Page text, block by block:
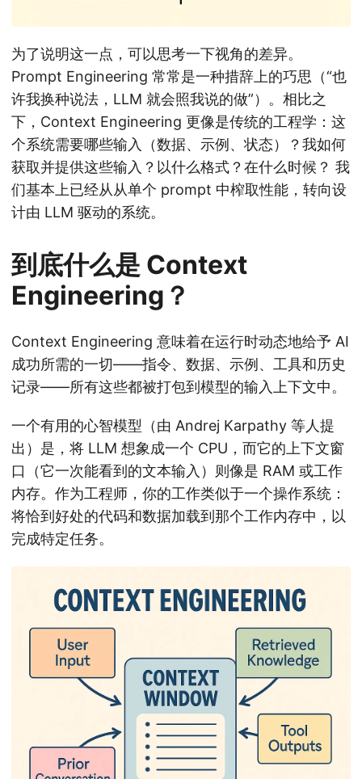
为了说明这一点，可以思考一下视角的差异。
Prompt Engineering 常常是一种措辞上的巧思（“也
许我换种说法，LLM 就会照我说的做”）。相比之
下，Context Engineering 更像是传统的工程学：这
个系统需要哪些输入（数据、示例、状态）？我如何
获取并提供这些输入？以什么格式？在什么时候？ 我
们基本上已经从从单个 prompt 中榨取性能，转向设
计由 LLM 驱动的系统。
到底什么是 Context
Engineering？
Context Engineering 意味着在运行时动态地给予 AI
成功所需的一切——指令、数据、示例、工具和历史
记录——所有这些都被打包到模型的输入上下文中。
一个有用的心智模型（由 Andrej Karpathy 等人提
出）是，将 LLM 想象成一个 CPU，而它的上下文窗
口（它一次能看到的文本输入）则像是 RAM 或工作
内存。作为工程师，你的工作类似于一个操作系统：
将恰到好处的代码和数据加载到那个工作内存中，以
完成特定任务。